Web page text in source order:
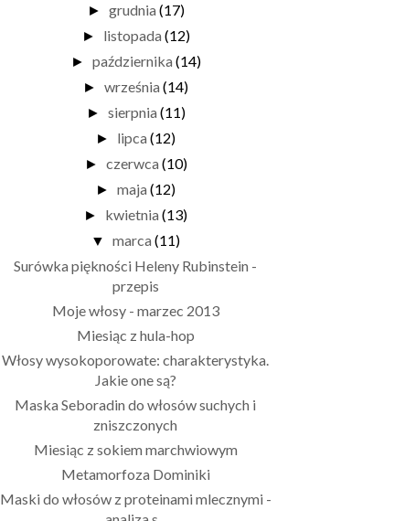
► grudnia (17)
► listopada (12)
► października (14)
► września (14)
► sierpnia (11)
► lipca (12)
► czerwca (10)
► maja (12)
► kwietnia (13)
▼ marca (11)
Surówka piękności Heleny Rubinstein -
przepis
Moje włosy - marzec 2013
Miesiąc z hula-hop
Włosy wysokoporowate: charakterystyka.
Jakie one są?
Maska Seboradin do włosów suchych i
zniszczonych
Miesiąc z sokiem marchwiowym
Metamorfoza Dominiki
Maski do włosów z proteinami mlecznymi -